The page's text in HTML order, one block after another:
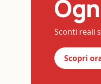
Sconti reali
Scopri